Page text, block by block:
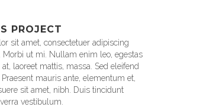
PROJECT
sit amet, consectetuer adipiscing
Morbi ut mi. Nullam enim leo, egestas
laoreet mattis, massa. Sed eleifend
mauris ante, elementum et,
sit amet, nibh. Duis tincidunt
vestibulum.